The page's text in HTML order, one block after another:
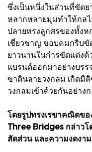
ซึ่งเป็นหนึ่งในส่วนที่ขัด
หลากหลายมุมทำให้กล
ปลายทรงลูกศรของทั้ง
เชี่ยวชาญ ขอบคมกริบขั
ยาวนานในกำรขัดแต่ง
แบรนด์ออกมาอย่างบรร
ซาตินลายวงกลม เกิดมิ
วงกลมเข้าด้วยกันอย่า
โดยรูปทรงเรขาคณิตข
Three Bridges กล่าว
สัดส่วน และความงดงา